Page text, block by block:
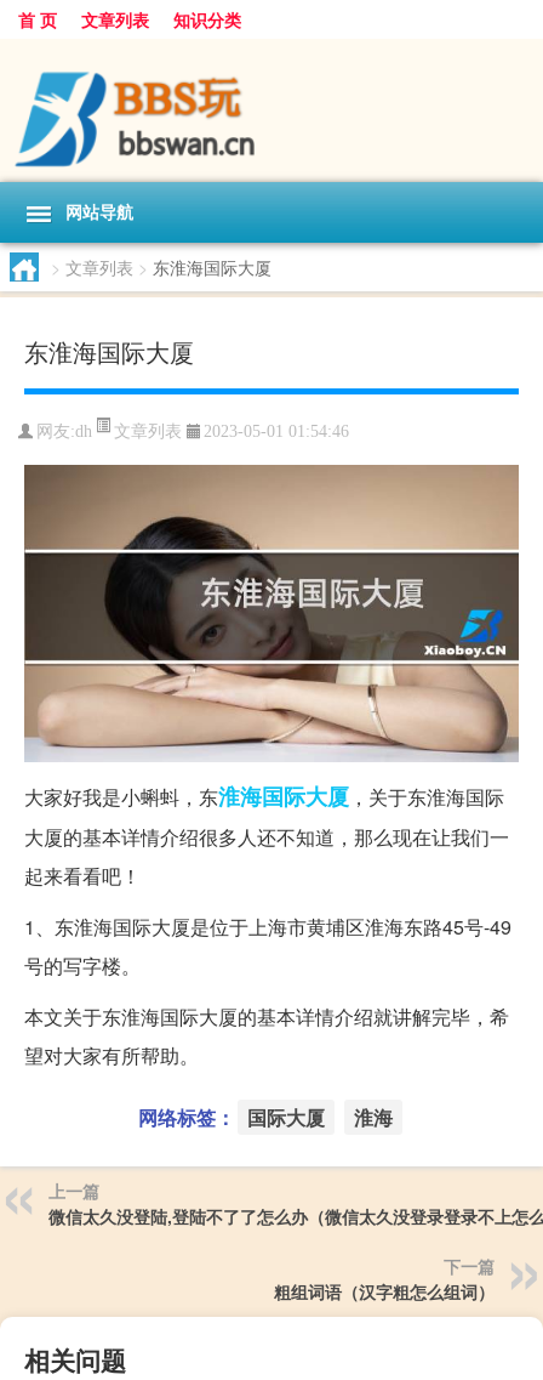
首 页 文章列表 知识分类
网站导航
> 文章列表 > 东淮海国际大厦
东淮海国际大厦
网友:dh 文章列表 2023-05-01 01:54:46
大家好我是小蝌蚪，东淮海国际大厦 ，关于东淮海国际
大厦的基本详情介绍很多人还不知道，那么现在让我们一
起来看看吧！
1、东淮海国际大厦是位于上海市黄埔区淮海东路45号-49
号的写字楼。
本文关于东淮海国际大厦的基本详情介绍就讲解完毕，希
望对大家有所帮助。
网络标签： 国际大厦 淮海
上一篇
微信太久没登陆,登陆不了了怎么办（微信太久没登录登录不上怎
下一篇
粗组词语（汉字粗怎么组词）
相关问题